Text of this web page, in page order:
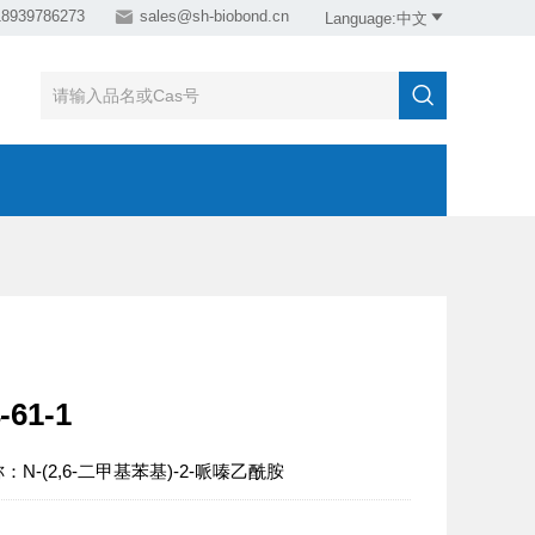
 sales@sh-biobond.cn Language:中文 

61-1
：N-(2,6-二甲基苯基)-2-哌嗪乙酰胺